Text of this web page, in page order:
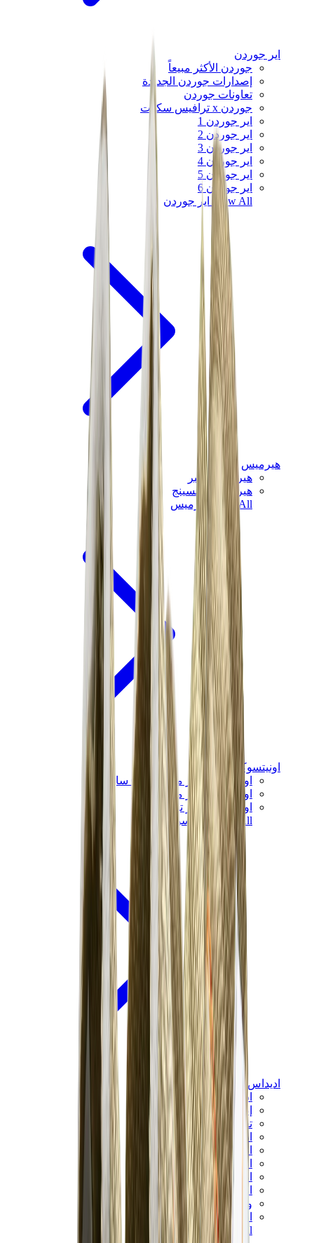
اير جوردن
جوردن الأكثر مبيعاً
إصدارات جوردن الجديدة
تعاونات جوردن
جوردن x ترافيس سكوت
اير جوردن 1
اير جوردن 2
اير جوردن 3
اير جوردن 4
اير جوردن 5
اير جوردن 6
View All
اير جوردن
هيرميس
هيرميس شيبر
هيرميس باونسينج
View All هيرميس
اونيتسوكا تايغر
اونيتسوكا تايغر مكسيكو 66 سابو
اونيتسوكا تايغر مكسيكو 66
اونيتسوكا تايغر توكوتن
View All
اونيتسوكا تايغر
اديداس
اديداس الأكثر مبيعاً
إصدارات اديداس الجديدة
تعاونات اديداس
اديداس كامبوس
اديداس سامبا
اديداس سبيزيال
اديداس غزال
اديداس فوروم لو
ويلز بونر
اديداس اوريجينالز
View All اديداس